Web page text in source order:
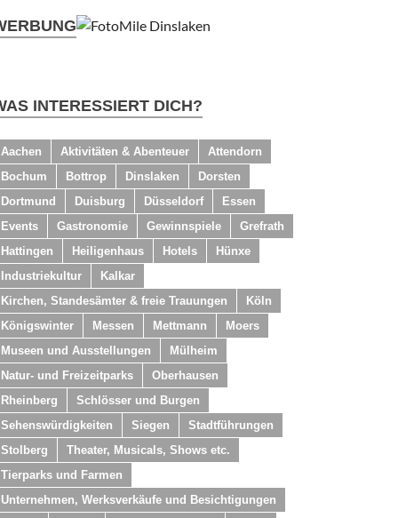
INTERESSIERT DICH?
Aachen Aktivitäten & Abenteuer
Attendorn
Bochum
Bottrop Dinslaken
Dorsten
Dortmund
Duisburg Düsseldorf
Essen
Events
Gastronomie Gewinnspiele
Grefrath
Hattingen
Heiligenhaus Hotels
Hünxe
Industriekultur
Kalkar
Kirchen, Standesämter & freie Trauungen
Köln
Königswinter
Messen Mettmann
Moers
Museen und Ausstellungen
Mülheim
Natur- und Freizeitparks
Oberhausen
Rheinberg
Schlösser und Burgen
Sehenswürdigkeiten
Siegen
Stadtführungen
Stolberg
Theater, Musicals, Shows etc.
Tierparks und Farmen
Unternehmen, Werksverkäufe und Besichtigungen